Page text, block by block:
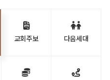
교회주보 다음세대